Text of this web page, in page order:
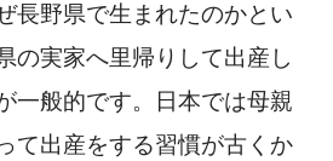
長野県で生まれたのかとい
の実家へ里帰りして出産し
一般的です。日本では母親
て出産をする習慣が古くか